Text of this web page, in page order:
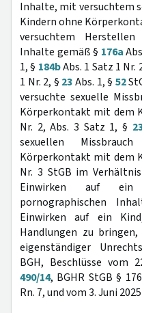
Inhalte, mit versuchtem
Kindern ohne
versuchtem Herstellen
Inhalte gemäß § 176a
1, § 184bAbs. 1 Satz 1 Nr.
1 Nr. 2, § 23Abs. 1, § 52
versuchte sexuelle
Körperkontakt mit dem
Nr. 2, Abs. 3 Satz 1, §
sexuellen
Körperkontakt mit dem
Nr. 3 StGB im
Einwirken auf
pornographischen
Einwirken auf ein
Handlungen zu
eigenständiger
BGH, Beschlüsse vom
490/14, BGHR StGB §
Rn. 7, und vom 3. Juni